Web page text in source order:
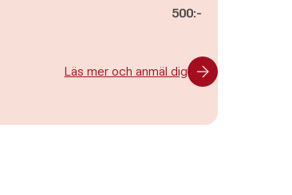
500:-
Läs mer och anmäl dig